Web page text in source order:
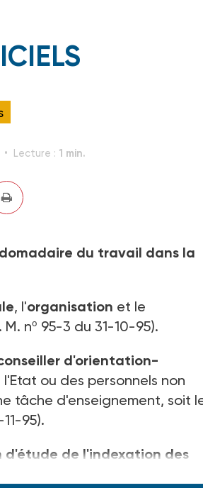
Lecture : 1 min.
du travail dans la
, l'organisation et le
M. nº 95-3 du 31-10-95).
d'orientation-
ou des personnels non
tâche d'enseignement, soit
95).
d'étude de l'indexation des